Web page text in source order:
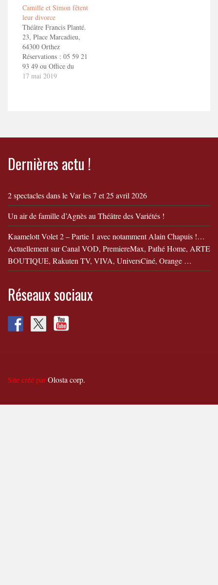
CAMILLE ET SIMON
FETENT LEUR
DIVORCEEn savoir
+ Camille et Simon fêtent
leur divorce !
Camille et Simon fêtent
leur divorce
Théâtre Francis Planté.
23, Place Marcadieu,
64300 Orthez
Réservations : 05 59 21
93 49 ou Office du
Tourisme d'Orthez :
divorce"
17 mai 2019
Dernières actu !
2 spectacles dans le Var les 7 et 25 avril 2026
Un air de famille d’Agnès au Théâtre des Variétés !
Kaamelott Volet 2 – Partie 1 avec notamment Alain Chapuis !…
Actuellement sur Canal VOD, PremiereMax, Pathé Home, ARTE
BOUTIQUE, Rakuten TV, VIVA, UniversCiné, Orange …
Réseaux sociaux
Site créé parOlosta corp.